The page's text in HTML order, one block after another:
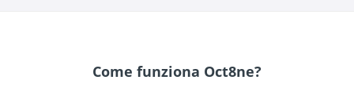
Come funziona Oct8ne?